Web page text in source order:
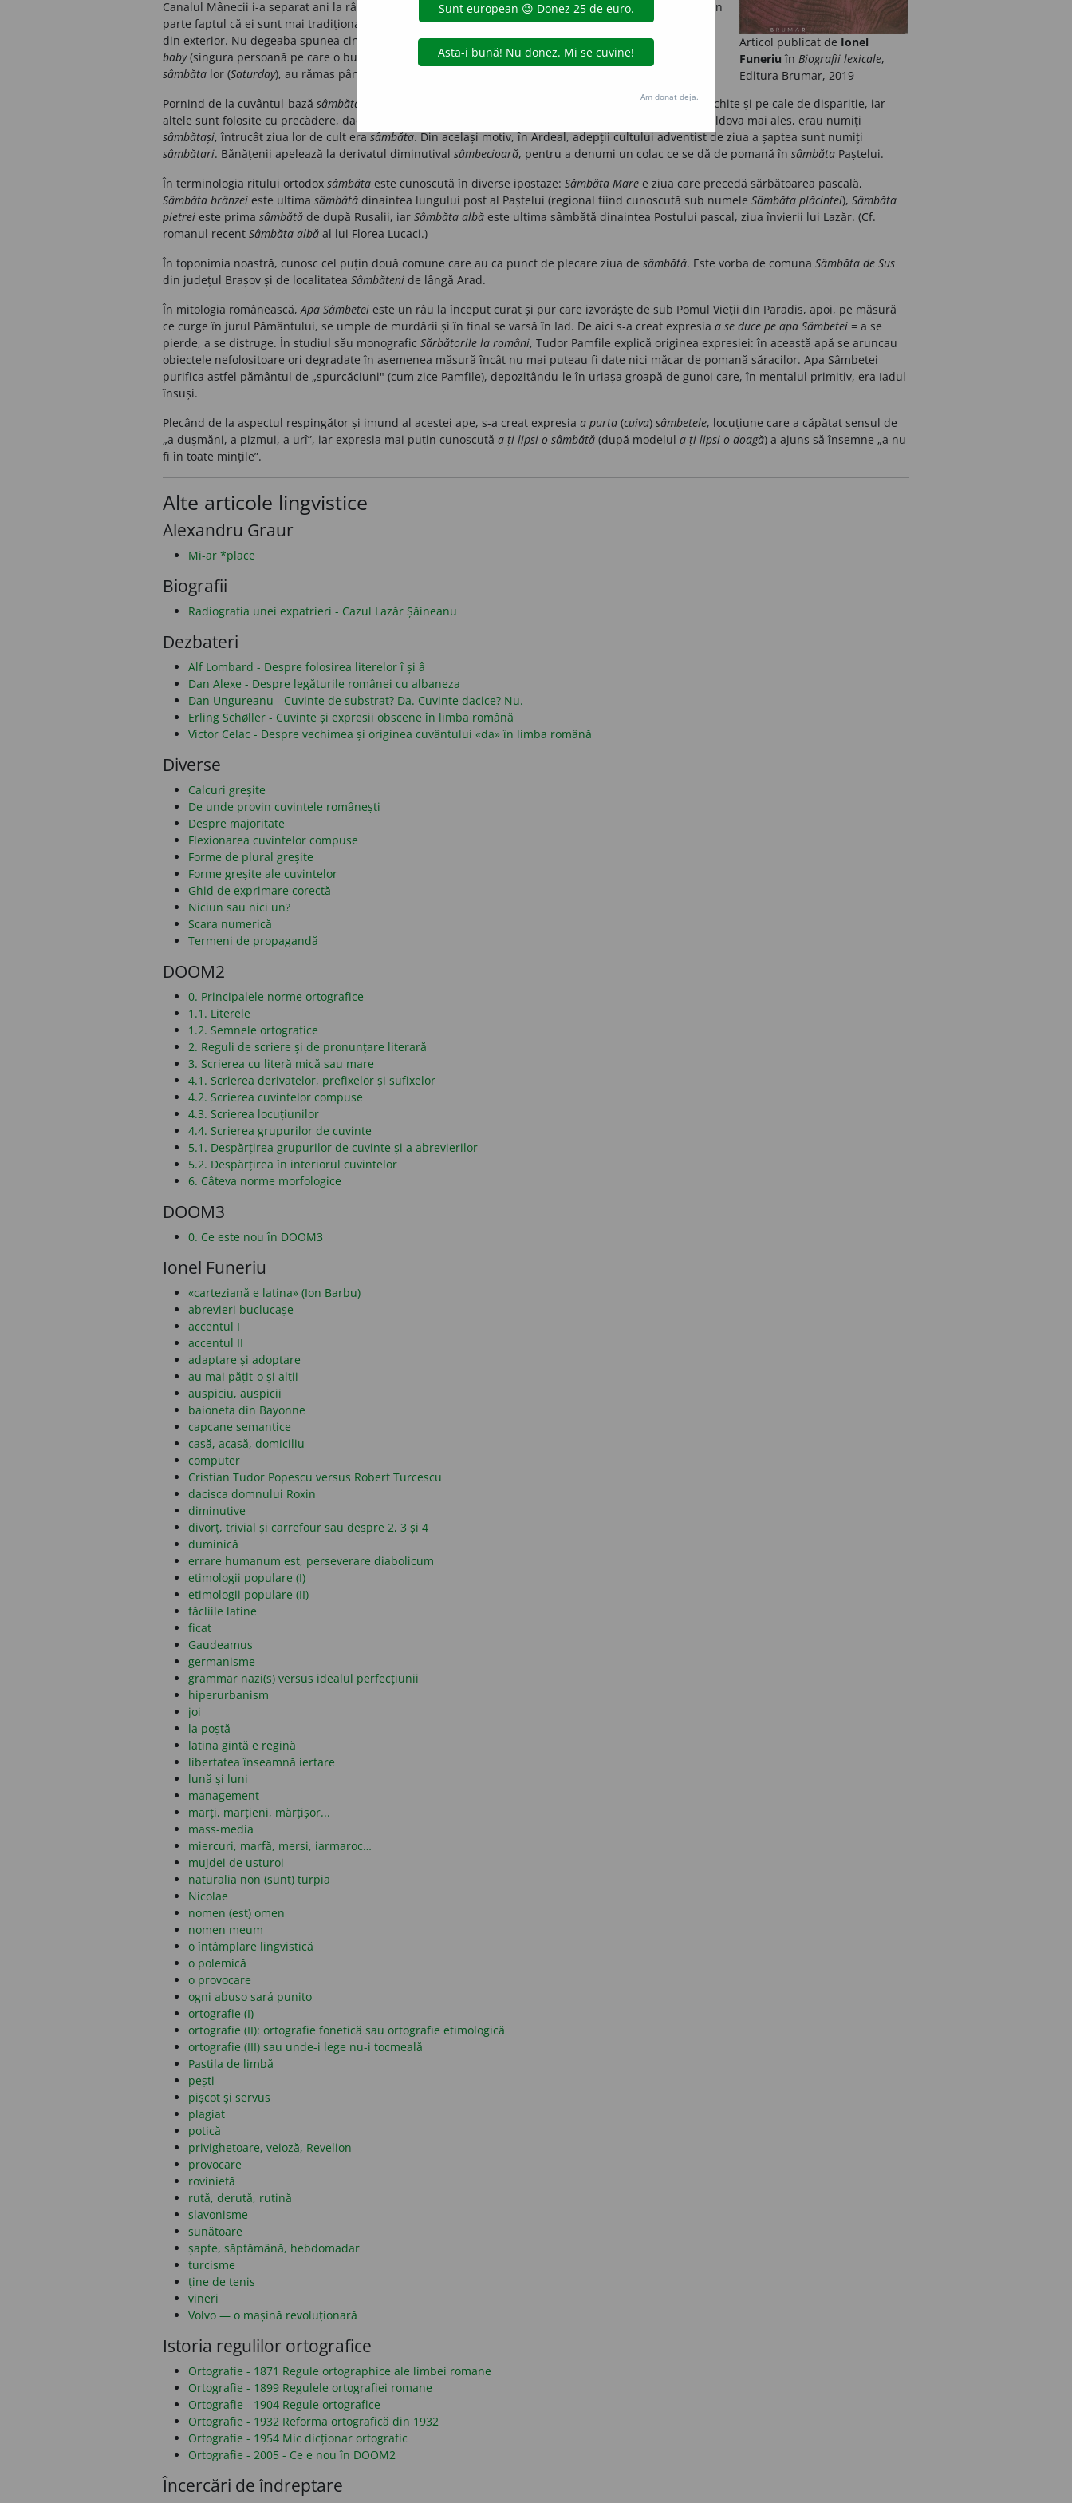
Articol publicat de Ionel
Funeriu în Biografii lexicale,
Editura Brumar, 2019
Canalul Mânecii i-a separat ani la rândul pe englezi de teritoriul continental al Europei. Așa se explică în
parte faptul că ei sunt mai tradiționaliști, conservatori în exces uneori, de obicei ostili inovațiilor venite
din exterior. Nu degeaba spunea cineva, glumind, că în Angliathe only person who likes change is a wet
baby(singura persoană pe care o bucură schimbarea este „copilașul umed”). Ca atare englezii, prin
sâmbăta lor (Saturday), au rămas până astăzi fideli vechii variante latinești
Pornind de la cuvântul-bază sâmbătă
, limba română a creat câteva derivate, unele din ele sunt azi învechite și pe cale de dispariție, iar
altele sunt folosite cu precădere, dacă nu chiar în exclusivitate, la țară. Evreii din Vechiul Regat, din Moldova mai ales, erau numiți
sâmbătași, întrucât ziua lor de cult era sâmbăta. Din același motiv, în Ardeal, adepții cultului adventist de ziua a șaptea sunt numiți
sâmbătari. Bănățenii apelează la derivatul diminutival sâmbecioară, pentru a denumi un colac ce se dă de pomană în sâmbăta Paștelui.
În terminologia ritului ortodox sâmbăta este cunoscută în diverse ipostaze: Sâmbăta Mare e ziua care precedă sărbătoarea pascală,
Sâmbăta brânzei este ultima sâmbătă dinaintea lungului post al Paștelui (regional fiind cunoscută sub numele Sâmbăta plăcintei), Sâmbăta
pietrei este prima sâmbătă de după Rusalii, iar Sâmbăta albă este ultima sâmbătă dinaintea Postului pascal, ziua învierii lui Lazăr. (Cf.
romanul recent Sâmbăta albă al lui Florea Lucaci.)
În toponimia noastră, cunosc cel puțin două comune care au ca punct de plecare ziua de sâmbătă. Este vorba de comuna Sâmbăta de Sus
din județul Brașov și de localitatea Sâmbăteni de lângă Arad.
În mitologia românească,Apa Sâmbetei este un râu la început curat și pur care izvorăște de sub Pomul Vieții din Paradis, apoi, pe măsură
ce curge în jurul Pământului, se umple de murdării și în final se varsă în Iad. De aici s-a creat expresia a se duce pe apa Sâmbetei = a se
pierde, a se distruge. În studiul său monografic Sărbătorile la români, Tudor Pamfile explică originea expresiei: în această apă se aruncau
obiectele nefolositoare ori degradate în asemenea măsură încât nu mai puteau fi date nici măcar de pomană săracilor. Apa Sâmbetei
purifica astfel pământul de „spurcăciuni" (cum zice Pamfile), depozitându-le în uriașa groapă de gunoi care, în mentalul primitiv, era Iadul
însuși.
Plecând de la aspectul respingător și imund al acestei ape, s-a creat expresia a purta (cuiva) sâmbetele, locuțiune care a căpătat sensul de
„a dușmăni, a pizmui, a urî”, iar expresia mai puțin cunoscută a-ți lipsi o sâmbătă (după modelul a-ți lipsi o doagă) a ajuns să însemne „a nu
fi în toate mințile”.
Alte articole lingvistice
Alexandru Graur
Mi-ar *place
Biografii
Radiografia unei expatrieri - Cazul Lazăr Șăineanu
Dezbateri
Alf Lombard - Despre folosirea literelor î și â
Dan Alexe - Despre legăturile românei cu albaneza
Dan Ungureanu - Cuvinte de substrat? Da. Cuvinte dacice? Nu.
Erling Schøller - Cuvinte și expresii obscene în limba română
Victor Celac - Despre vechimea și originea cuvântului «da» în limba română
Diverse
Calcuri greșite
De unde provin cuvintele românești
Despre majoritate
Flexionarea cuvintelor compuse
Forme de plural greșite
Forme greșite ale cuvintelor
Ghid de exprimare corectă
Niciun sau nici un?
Scara numerică
Termeni de propagandă
DOOM2
0. Principalele norme ortografice
1.1. Literele
1.2. Semnele ortografice
2. Reguli de scriere și de pronunțare literară
3. Scrierea cu literă mică sau mare
4.1. Scrierea derivatelor, prefixelor și sufixelor
4.2. Scrierea cuvintelor compuse
4.3. Scrierea locuțiunilor
4.4. Scrierea grupurilor de cuvinte
5.1. Despărțirea grupurilor de cuvinte și a abrevierilor
5.2. Despărțirea în interiorul cuvintelor
6. Câteva norme morfologice
DOOM3
0. Ce este nou în DOOM3
Ionel Funeriu
«carteziană e latina» (Ion Barbu)
abrevieri buclucașe
accentul I
accentul II
adaptare și adoptare
au mai pățit-o și alții
auspiciu, auspicii
baioneta din Bayonne
capcane semantice
casă, acasă, domiciliu
computer
Cristian Tudor Popescu versus Robert Turcescu
dacisca domnului Roxin
diminutive
divorț, trivial și carrefour sau despre 2, 3 și 4
duminică
errare humanum est, perseverare diabolicum
etimologii populare (I)
etimologii populare (II)
făcliile latine
ficat
Gaudeamus
germanisme
grammar nazi(s) versus idealul perfecțiunii
hiperurbanism
joi
la poștă
latina gintă e regină
libertatea înseamnă iertare
lună și luni
management
marți, marțieni, mărțișor...
mass-media
miercuri, marfă, mersi, iarmaroc…
mujdei de usturoi
naturalia non (sunt) turpia
Nicolae
nomen (est) omen
nomen meum
o întâmplare lingvistică
o polemică
o provocare
ogni abuso sará punito
ortografie (I)
ortografie (II): ortografie fonetică sau ortografie etimologică
ortografie (III) sau unde-i lege nu-i tocmeală
Pastila de limbă
pești
pișcot și servus
plagiat
potică
privighetoare, veioză, Revelion
provocare
rovinietă
rută, derută, rutină
slavonisme
sunătoare
șapte, săptămână, hebdomadar
turcisme
ține de tenis
vineri
Volvo — o mașină revoluționară
Istoria regulilor ortografice
Ortografie - 1871 Regule ortographice ale limbei romane
Ortografie - 1899 Regulele ortografiei romane
Ortografie - 1904 Regule ortografice
Ortografie - 1932 Reforma ortografică din 1932
Ortografie - 1954 Mic dicționar ortografic
Ortografie - 2005 - Ce e nou în DOOM2
Încercări de îndreptare
Am donat deja.